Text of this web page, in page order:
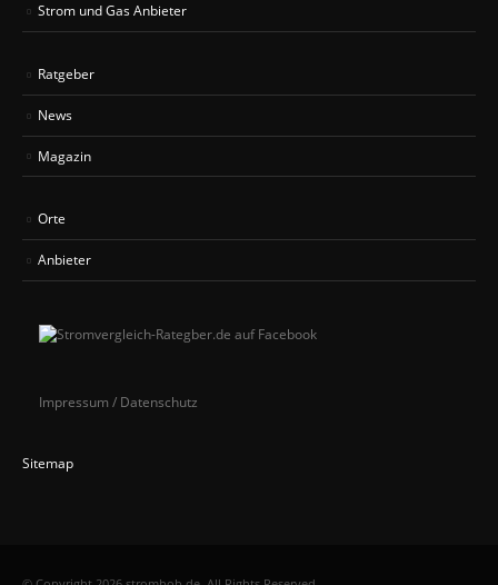
Strom und Gas Anbieter
Ratgeber
News
Magazin
Orte
Anbieter
Impressum / Datenschutz
Sitemap